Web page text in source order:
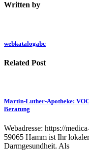
Written by
webkatalogabc
Related Post
Martin-Luther-Apotheke:
Beratung
Webadresse: https://
59065 Hamm ist Ihr
Darmgesundheit. Als